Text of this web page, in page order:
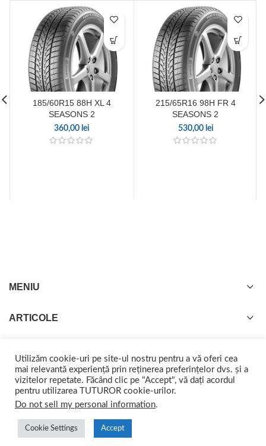
185/60R15 88H XL 4
SEASONS 2
360,00 lei
215/65R16 98H FR 4
SEASONS 2
530,00 lei
MENIU
ARTICOLE
GISTEL 2022 CREATED BYweb-marketing.ro. Împreună ajungem departe.
Utilizăm cookie-uri pe site-ul nostru pentru a vă oferi cea
mai relevantă experiență prin reținerea preferințelor dvs. și a
vizitelor repetate. Făcând clic pe "Accept", vă dați acordul
pentru utilizarea TUTUROR cookie-urilor.
Do not sell my personal information.
Cookie Settings Accept
0